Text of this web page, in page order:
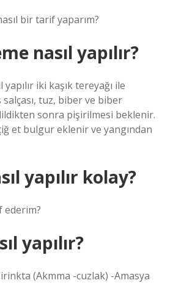
bir tarif yaparım?
nasıl yapılır?
yapılır iki kaşık tereyağı ile
tuz, biber ve biber
sonra pişirilmesi beklenir.
et bulgur eklenir ve yangından
yapılır kolay?
ederim?
yapılır?
(Akmma -cuzlak) -Amasya